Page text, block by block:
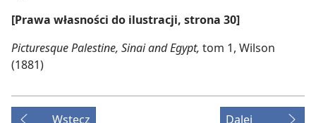
[Prawa własności do ilustracji, strona 30]
Picturesque Palestine, Sinai and Egypt, tom 1, Wilson
(1881)
Wstecz Dalej